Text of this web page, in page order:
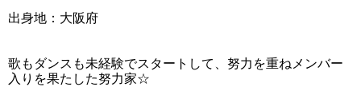
出身地：大阪府
歌もダンスも未経験でスタートして、努力を重ねメンバー
入りを果たした努力家☆